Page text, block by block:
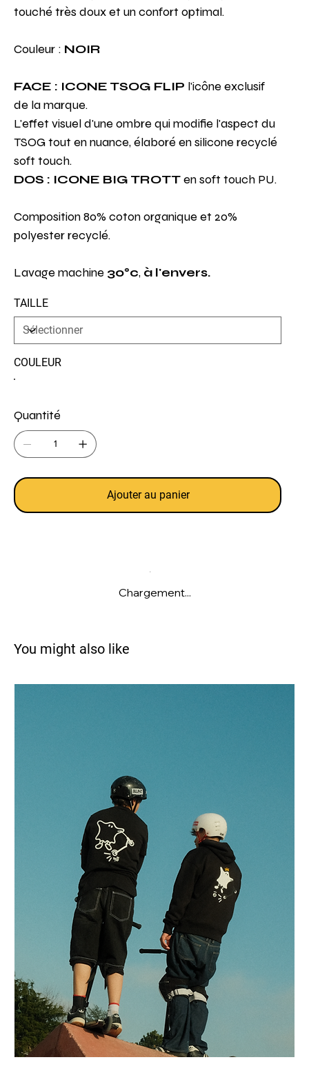
touché très doux et un confort optimal.
Couleur : NOIR
FACE : ICONE TSOG FLIP l'icône exclusif
de la marque.
L'effet visuel d'une ombre qui modifie l'aspect du
TSOG tout en nuance, élaboré en silicone recyclé
soft touch.
DOS : ICONE BIG TROTTen soft touch PU.
Composition 80% coton organique et 20%
polyester recyclé.
Lavage machine 30°c, à l'envers.
TAILLE
COULEUR
Quantité
Ajouter au panier
Chargement...
You might also like